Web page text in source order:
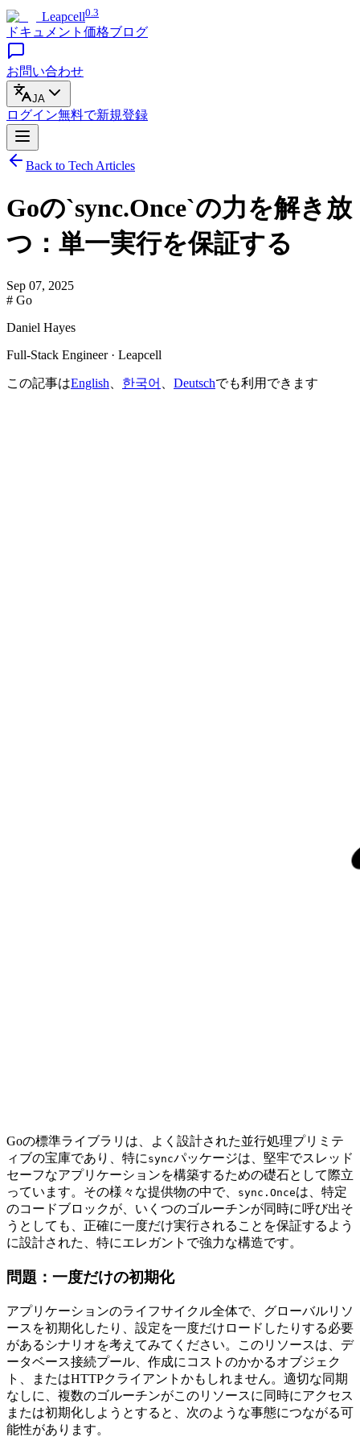
Leapcell0.3
ドキュメント 価格ブログ
お問い合わせ
JA
ログイン無料で新規登録
Back to Tech Articles
Goの`sync.Once`の力を解き放
つ：単一実行を保証する
Sep 07, 2025
# Go
Daniel Hayes
Full-Stack Engineer · Leapcell
この記事はEnglish 한국어 Deutschでも利用できます
Goの標準ライブラリは、よく設計された並行処理プリミテ
ィブの宝庫であり、特に syncパッケージは、堅牢でスレッド
セーフなアプリケーションを構築するための礎石として際立
っています。その様々な提供物の中で、
sync.Onceは、特定
のコードブロックが、いくつのゴルーチンが同時に呼び出そ
うとしても、正確に一度だけ実行されることを保証するよう
に設計された、特にエレガントで強力な構造です。
問題：一度だけの初期化
アプリケーションのライフサイクル全体で、グローバルリソ
ースを初期化したり、設定を一度だけロードしたりする必要
があるシナリオを考えてみてください。このリソースは、デ
ータベース接続プール、作成にコストのかかるオブジェク
ト、またはHTTPクライアントかもしれません。適切な同期
なしに、複数のゴルーチンがこのリソースに同時にアクセス
または初期化しようとすると、次のような事態につながる可
能性があります。